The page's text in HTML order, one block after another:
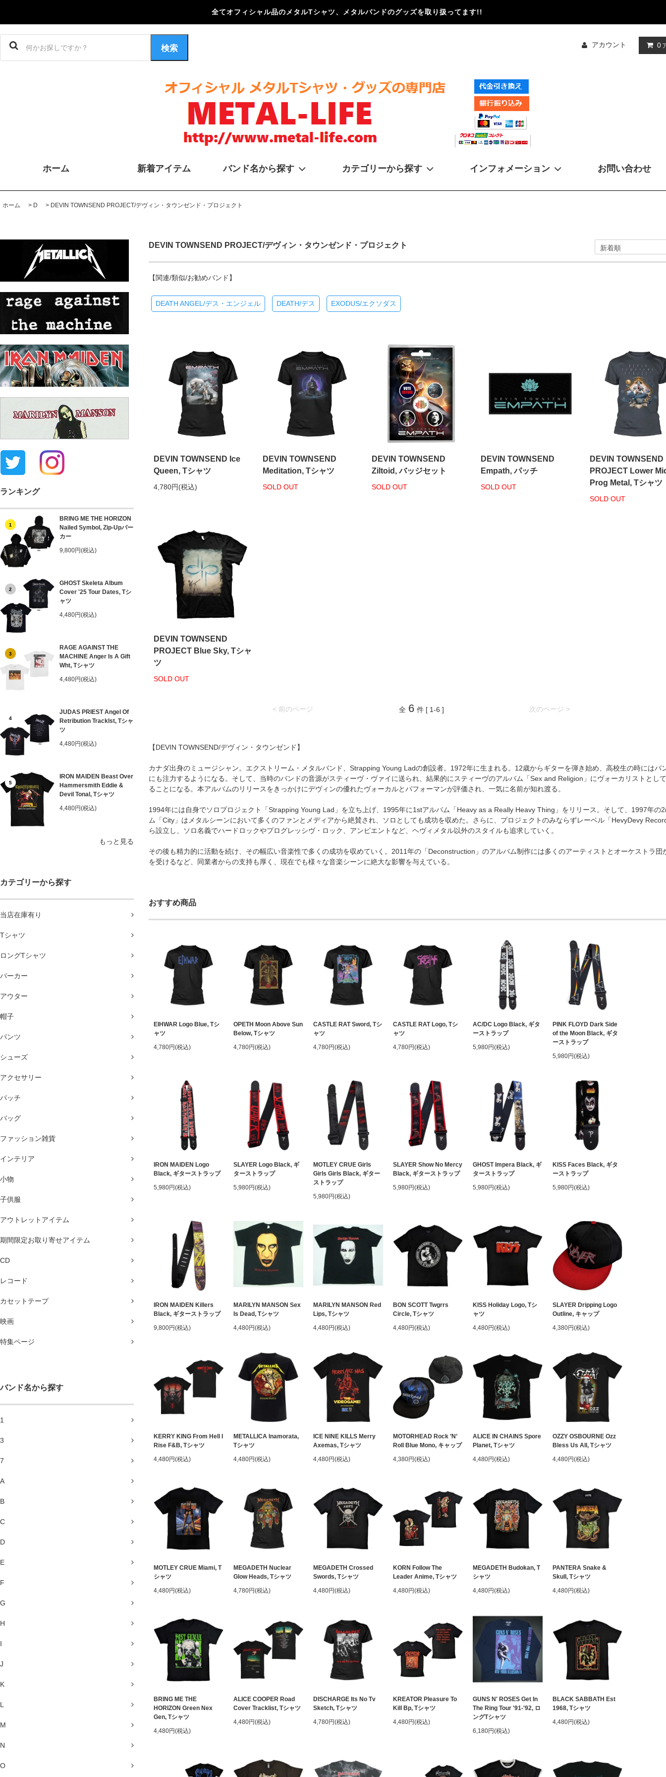
全てオフィシャル品のメタルTシャツ、メタルバンドのグッズを取り扱ってます!!
検索 アカウント 0
ホーム 新着アイテム バンド名から探す カテゴリーから探す インフォメーション お問い合わせ
ホーム > D > DEVIN TOWNSEND PROJECT/デヴィン・タウンゼンド・プロジェクト
ランキング
1
BRING ME THE HORIZON
Nailed Symbol, Zip-Upパー
カー
9,800円(税込)
2
GHOST Skeleta Album
Cover '25 Tour Dates, Tシ
ャツ
4,480円(税込)
3
RAGE AGAINST THE
MACHINE Anger Is A Gift
Wht, Tシャツ
4,480円(税込)
4
JUDAS PRIEST Angel Of
Retribution Tracklst, Tシャ
ツ
4,480円(税込)
5
IRON MAIDEN Beast Over
Hammersmith Eddie &
Devil Tonal, Tシャツ
4,480円(税込)
もっと見る
カテゴリーから探す
当店在庫有り
Tシャツ
ロングTシャツ
パーカー
アウター
帽子
パンツ
シューズ
アクセサリー
パッチ
バッグ
ファッション雑貨
インテリア
小物
子供服
アウトレットアイテム
期間限定お取り寄せアイテム
CD
レコード
カセットテープ
映画
特集ページ
バンド名から探す
1
3
7
A
B
C
D
E
F
G
H
I
J
K
L
M
N
O
DEVIN TOWNSEND PROJECT/デヴィン・タウンゼンド・プロジェクト
【関連/類似/お勧めバンド】
DEATH ANGEL/デス・エンジェル DEATH/デス EXODUS/エクソダス
DEVIN TOWNSEND Ice
Queen, Tシャツ
4,780円(税込)
DEVIN TOWNSEND
Meditation, Tシャツ
SOLD OUT
DEVIN TOWNSEND
Ziltoid, バッジセット
SOLD OUT
DEVIN TOWNSEND
Empath, パッチ
SOLD OUT
DEVIN TOWNSEND
PROJECT Lower
Prog Metal, Tシャツ
SOLD OUT
DEVIN TOWNSEND
PROJECT Blue Sky, Tシャ
ツ
SOLD OUT
< 前のページ 次のページ >
全 6 件 [ 1-6 ]
【DEVIN TOWNSEND/デヴィン・タウンゼンド】
カナダ出身のミュージシャン。エクストリーム・メタルバンド、Strapping Young Ladの創設者。1972年に生まれる。12歳からギターを弾き始め、高校生の時にはバ
にも注力するようになる。そして、当時のバンドの音源がスティーヴ・ヴァイに送られ、結果的にスティーヴのアルバム「Sex and Religion」にヴォーカリストとし
ることになる。本アルバムのリリースをきっかけにデヴィンの優れたヴォーカルとパフォーマンが評価され、一気に名前が知れ渡る。
1994年には自身でソロプロジェクト「Strapping Young Lad」を立ち上げ、1995年に1stアルバム「Heavy as a Really Heavy Thing」をリリース。そして、1997年の
ム「City」はメタルシーンにおいて多くのファンとメディアから絶賛され、ソロとしても成功を収めた。さらに、プロジェクトのみならずレーベル「HevyDevy
ら設立し、ソロ名義でハードロックやプログレッシヴ・ロック、アンビエントなど、ヘヴィメタル以外のスタイルも追求していく。
その後も精力的に活動を続け、その幅広い音楽性で多くの成功を収めていく。2011年の「Deconstruction」のアルバム制作には多くのアーティストとオーケストラ団
を受けるなど、同業者からの支持も厚く、現在でも様々な音楽シーンに絶大な影響を与えている。
おすすめ商品
EIHWAR Logo Blue, Tシ
ャツ
4,780円(税込)
OPETH Moon Above Sun
Below, Tシャツ
4,780円(税込)
CASTLE RAT Sword, Tシ
ャツ
4,780円(税込)
CASTLE RAT Logo, Tシ
ャツ
4,780円(税込)
AC/DC Logo Black, ギタ
ーストラップ
5,980円(税込)
PINK FLOYD Dark Side
of the Moon Black, ギタ
ーストラップ
5,980円(税込)
IRON MAIDEN Logo
Black, ギターストラップ
5,980円(税込)
SLAYER Logo Black, ギ
ターストラップ
5,980円(税込)
MOTLEY CRUE Girls
Girls Girls Black, ギター
ストラップ
5,980円(税込)
SLAYER Show No Mercy
Black, ギターストラップ
5,980円(税込)
GHOST Impera Black, ギ
ターストラップ
5,980円(税込)
KISS Faces Black, ギタ
ーストラップ
5,980円(税込)
IRON MAIDEN Killers
Black, ギターストラップ
9,800円(税込)
MARILYN MANSON Sex
Is Dead, Tシャツ
4,480円(税込)
MARILYN MANSON Red
Lips, Tシャツ
4,480円(税込)
BON SCOTT Twgrrs
Circle, Tシャツ
4,480円(税込)
KISS Holiday Logo, Tシ
ャツ
4,480円(税込)
SLAYER Dripping Logo
Outline, キャップ
4,380円(税込)
KERRY KING From Hell I
Rise F&B, Tシャツ
4,480円(税込)
METALLICA Inamorata,
Tシャツ
4,480円(税込)
ICE NINE KILLS Merry
Axemas, Tシャツ
4,480円(税込)
MOTORHEAD Rock ’N’
Roll Blue Mono, キャップ
4,380円(税込)
ALICE IN CHAINS Spore
Planet, Tシャツ
4,480円(税込)
OZZY OSBOURNE Ozz
Bless Us All, Tシャツ
4,480円(税込)
MOTLEY CRUE Miami, T
シャツ
4,480円(税込)
MEGADETH Nuclear
Glow Heads, Tシャツ
4,780円(税込)
MEGADETH Crossed
Swords, Tシャツ
4,480円(税込)
KORN Follow The
Leader Anime, Tシャツ
4,480円(税込)
MEGADETH Budokan, T
シャツ
4,480円(税込)
PANTERA Snake &
Skull, Tシャツ
4,480円(税込)
BRING ME THE
HORIZON Green Nex
Gen, Tシャツ
4,480円(税込)
ALICE COOPER Road
Cover Tracklist, Tシャツ
4,480円(税込)
DISCHARGE Its No Tv
Sketch, Tシャツ
4,780円(税込)
KREATOR Pleasure To
Kill Bp, Tシャツ
4,480円(税込)
GUNS N' ROSES Get In
The Ring Tour '91-'92, ロ
ングTシャツ
6,180円(税込)
BLACK SABBATH Est
1968, Tシャツ
4,480円(税込)